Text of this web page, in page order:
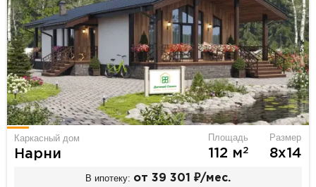
Каркасный дом
Нарни
Площадь
112 м2
Размер
8х14
В ипотеку: от 39 301 ₽/мес.